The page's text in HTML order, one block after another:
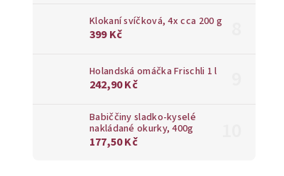
Klokaní svíčková, 4x cca 200 g
399 Kč
Holandská omáčka Frischli 1 l
242,90 Kč
Babiččiny sladko-kyselé
nakládané okurky, 400g
177,50 Kč